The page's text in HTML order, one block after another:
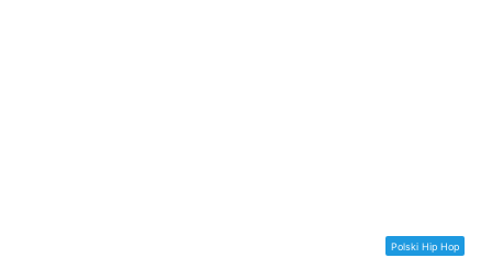
Polski Hip Hop